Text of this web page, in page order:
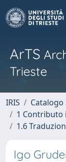
ArTS
Trieste
IRIS
Catalogo
1 Contributo
1.6
Igo